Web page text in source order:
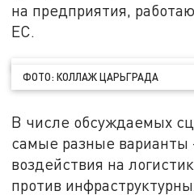
на предприятия,
ЕС.
ФОТО: КОЛЛАЖ ЦАРЬГРАДА
В числе обсуждаемых
самые разные варианты
воздействия на
против